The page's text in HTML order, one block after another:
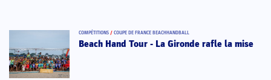
COMPÉTITIONS / COUPE DE FRANCE BEACHHANDBALL
Beach Hand Tour - La Gironde rafle la mise